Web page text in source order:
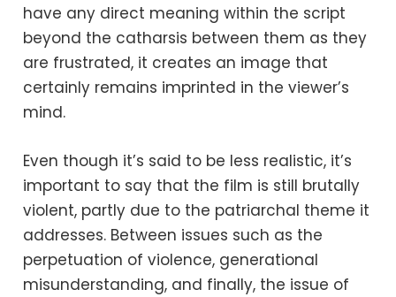
have any direct meaning within the script
beyond the catharsis between them as they
are frustrated, it creates an image that
certainly remains imprinted in the viewer’s
mind.
Even though it’s said to be less realistic, it’s
important to say that the film is still brutally
violent, partly due to the patriarchal theme it
addresses. Between issues such as the
perpetuation of violence, generational
misunderstanding, and finally, the issue of